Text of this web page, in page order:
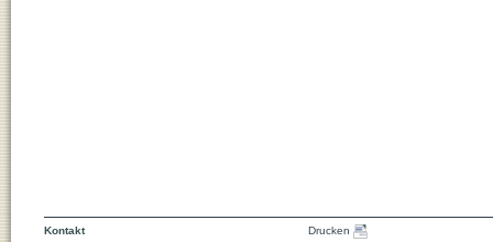
Kontakt Drucken